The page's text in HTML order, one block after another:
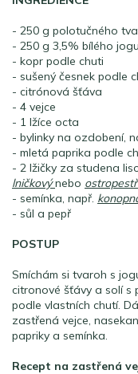
- 250 g polotučného
- 250 g 3,5% bílého
- kopr podle chuti
- sušený česnek podle
- citrónová šťáva
- 4 vejce
- 1 lžíce octa
- bylinky na ozdobení,
- mletá paprika podle
- 2 lžičky za studena
lničkovýnebo
- semínka, např.
- sůl a pepř
POSTUP
Smíchám si tvaroh s
citronové šťávy a solí s
podle vlastních chutí.
zastřená vejce,
papriky a semínka.
Recept na zastřená